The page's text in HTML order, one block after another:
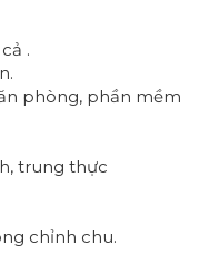
.
phòng, phần mềm
trung thực
chỉnh chu.